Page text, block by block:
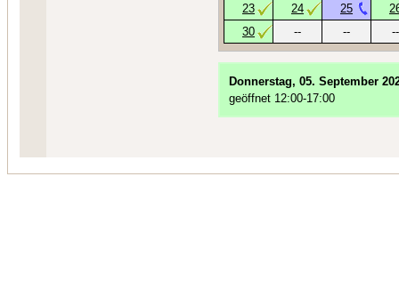
23
24 25
30
-- -- --
Donnerstag, 05. September
geöffnet 12:00-17:00